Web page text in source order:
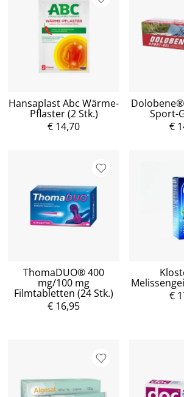
Hansaplast Abc Wärme-
Pflaster (2 Stk.)
€ 14,70
Sport-
€
ThomaDUO® 400
mg/100 mg
Filmtabletten (24 Stk.)
€ 16,95
€